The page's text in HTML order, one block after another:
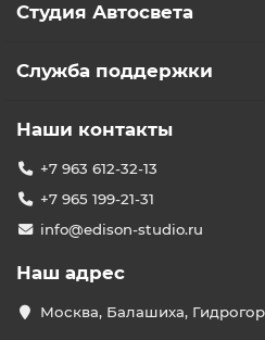
Студия Автосвета
Служба поддержки
Наши контакты
+7 963 612-32-13
+7 965 199-21-31
info@edison-studio.ru
Наш адрес
Москва, Балашиха,